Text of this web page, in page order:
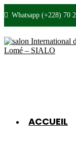
to
content
Whatsapp (+228) 70
ACCUEIL